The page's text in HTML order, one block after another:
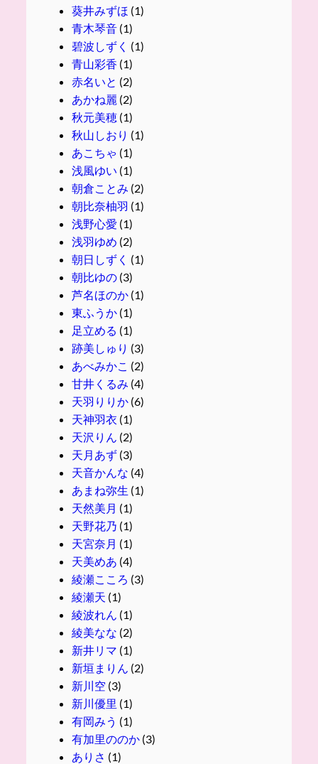
葵井みずほ (1)
青木琴音(1)
碧波しずく (1)
青山彩香 (1)
赤名いと (2)
あかね麗 (2)
秋元美穂(1)
秋山しおり (1)
あこちゃ (1)
浅風ゆい (1)
朝倉ことみ (2)
朝比奈柚羽 (1)
浅野心愛 (1)
浅羽ゆめ (2)
朝日しずく (1)
朝比ゆの(3)
芦名ほのか(1)
東ふうか(1)
足立める (1)
跡美しゅり (3)
あべみかこ (2)
甘井くるみ (4)
天羽りりか(6)
天神羽衣 (1)
天沢りん (2)
天月あず(3)
天音かんな (4)
あまね弥生 (1)
天然美月 (1)
天野花乃 (1)
天宮奈月 (1)
天美めあ (4)
綾瀬こころ (3)
綾瀬天 (1)
綾波れん (1)
綾美なな (2)
新井リマ (1)
新垣まりん (2)
新川空 (3)
新川優里 (1)
有岡みう (1)
有加里ののか(3)
ありさ (1)